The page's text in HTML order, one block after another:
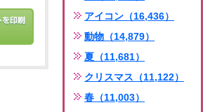
アイコン（16,436）
動物（14,879）
夏（11,681）
クリスマス（11,122）
春（11,003）